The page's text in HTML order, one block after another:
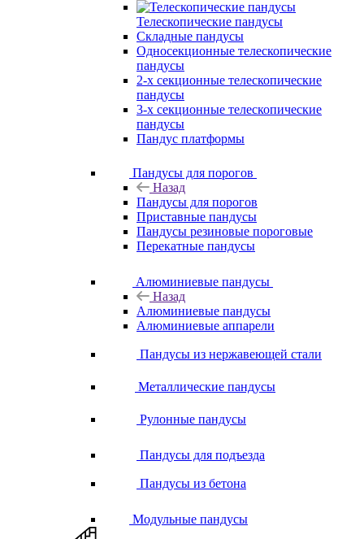
Телескопические пандусы
Складные пандусы
Односекционные телескопические
пандусы
2-х секционные телескопические
пандусы
3-х секционные телескопические
пандусы
Пандус платформы
Пандусы для порогов
Назад
Пандусы для порогов
Приставные пандусы
Пандусы резиновые пороговые
Перекатные пандусы
Алюминиевые пандусы
Назад
Алюминиевые пандусы
Алюминиевые аппарели
Пандусы из нержавеющей стали
Металлические пандусы
Рулонные пандусы
Пандусы для подъезда
Пандусы из бетона
Модульные пандусы